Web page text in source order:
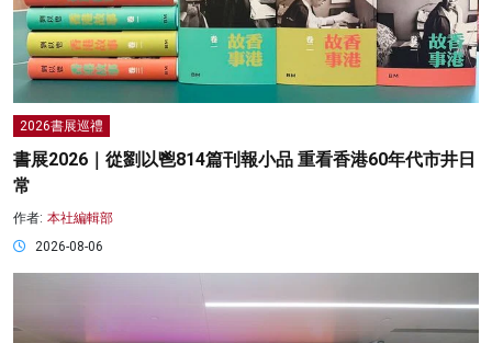
2026書展巡禮
書展2026｜從劉以鬯814篇刊報小品 重看香港60年代市井日
常
作者: 本社編輯部
2026-08-06